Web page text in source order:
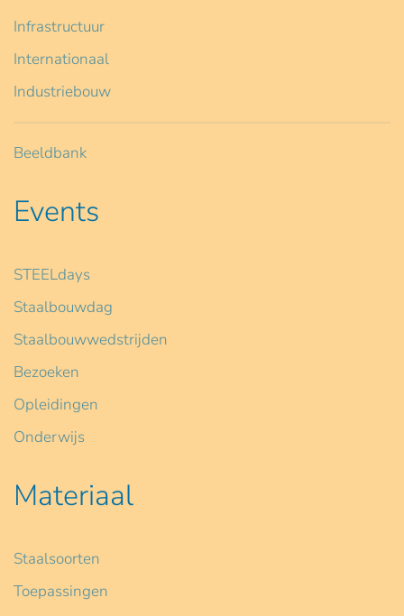
Infrastructuur
Internationaal
Industriebouw
Beeldbank
Events
STEELdays
Staalbouwdag
Staalbouwwedstrijden
Bezoeken
Opleidingen
Onderwijs
Materiaal
Staalsoorten
Toepassingen